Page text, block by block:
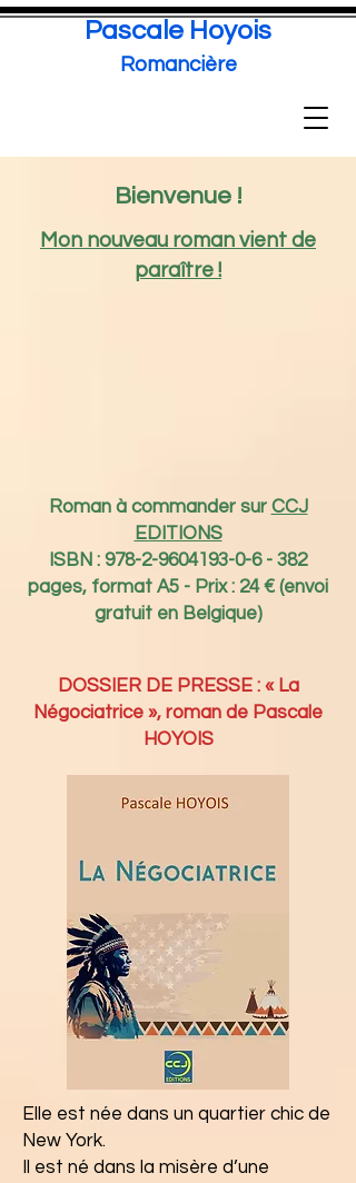
Pascale Hoyois
Romancière
Bienvenue !
Mon nouveau roman vient de
paraître !
Roman à commander sur CCJ
EDITIONS
ISBN : 978-2-9604193-0-6- 382
pages, format A5 - Prix : 24 € (envoi
gratuit en Belgique)
DOSSIER DE PRESSE : « La
Négociatrice », roman de Pascale
HOYOIS
Elle est née dans un quartier chic de
New York.
Il est né dans la misère d’une